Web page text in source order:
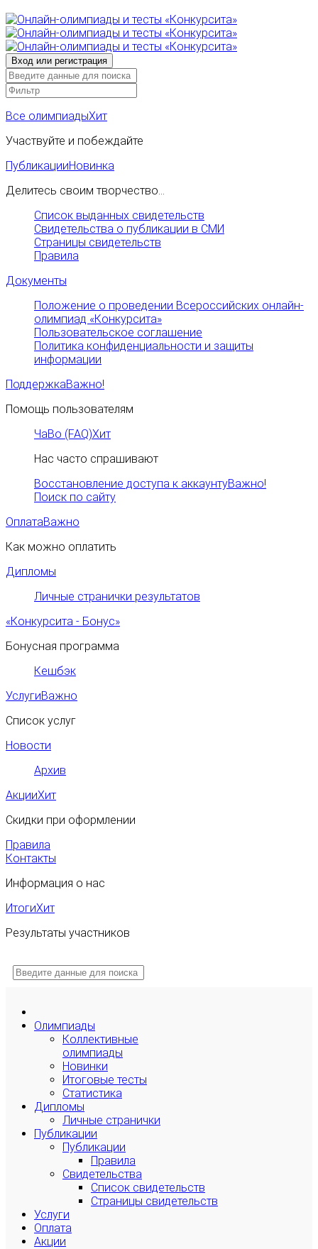
Все олимпиадыХит
Участвуйте и побеждайте
ПубликацииНовинка
Делитесь своим творчество...
Список выданных свидетельств
Свидетельства о публикации в СМИ
Страницы свидетельств
Правила
Документы
Положение о проведении Всероссийских онлайн-
олимпиад «Конкурсита»
Пользовательское соглашение
Политика конфиденциальности и защиты
информации
ПоддержкаВажно!
Помощь пользователям
ЧаВо (FAQ)Хит
Нас часто спрашивают
Восстановление доступа к аккаунтуВажно!
Поиск по сайту
ОплатаВажно
Как можно оплатить
Дипломы
Личные странички результатов
«Конкурсита - Бонус»
Бонусная программа
Кешбэк
УслугиВажно
Список услуг
Новости
Архив
АкцииХит
Скидки при оформлении
Правила
Контакты
Информация о нас
ИтогиХит
Результаты участников
Олимпиады
Коллективные
олимпиады
Новинки
Итоговые тесты
Статистика
Дипломы
Личные странички
Публикации
Публикации
Правила
Свидетельства
Список свидетельств
Страницы свидетельств
Услуги
Оплата
Акции